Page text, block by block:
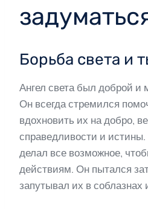
Борьба света и
Ангел света был доброй и
Он всегда стремился
вдохновить их на добро,
справедливости и
делал все возможное,
действиям. Он пытался
запутывал их в соблазнах